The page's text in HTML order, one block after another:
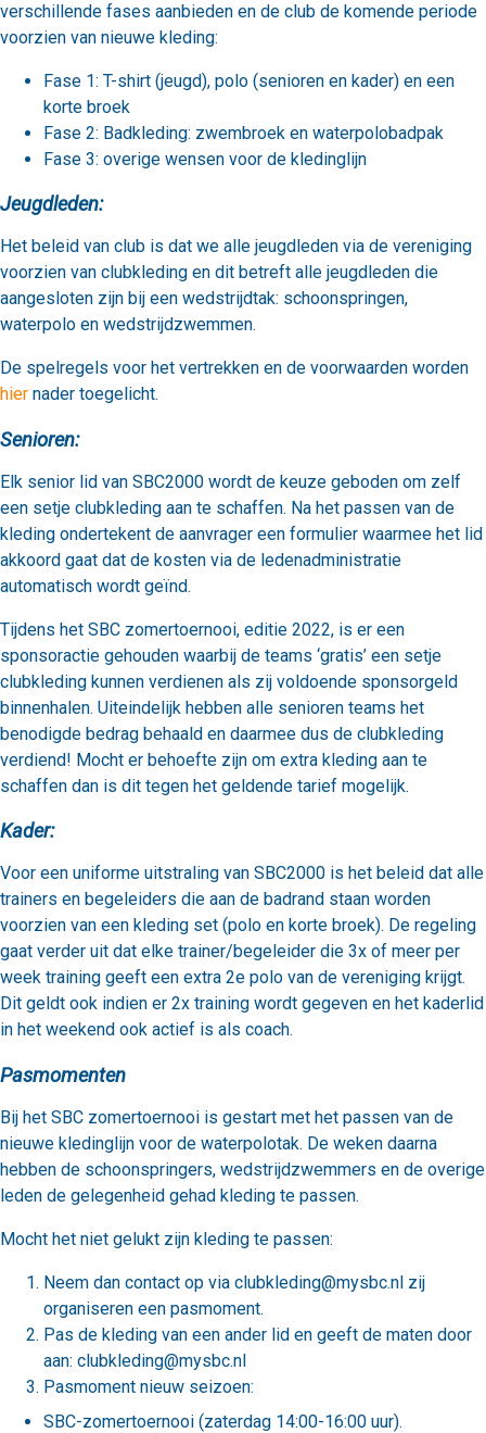
verschillende fases aanbieden en de club de komende periode
voorzien van nieuwe kleding:
Fase 1: T-shirt (jeugd), polo (senioren en kader) en een
korte broek
Fase 2: Badkleding: zwembroek en waterpolobadpak
Fase 3: overige wensen voor de kledinglijn
Jeugdleden:
Het beleid van club is dat we alle jeugdleden via de vereniging
voorzien van clubkleding en dit betreft alle jeugdleden die
aangesloten zijn bij een wedstrijdtak: schoonspringen,
waterpolo en wedstrijdzwemmen.
De spelregels voor het vertrekken en de voorwaarden worden
hier nader toegelicht.
Senioren:
Elk senior lid van SBC2000 wordt de keuze geboden om zelf
een setje clubkleding aan te schaffen. Na het passen van de
kleding ondertekent de aanvrager een formulier waarmee het lid
akkoord gaat dat de kosten via de ledenadministratie
automatisch wordt geïnd.
Tijdens het SBC zomertoernooi, editie 2022, is er een
sponsoractie gehouden waarbij de teams ‘gratis’ een setje
clubkleding kunnen verdienen als zij voldoende sponsorgeld
binnenhalen. Uiteindelijk hebben alle senioren teams het
benodigde bedrag behaald en daarmee dus de clubkleding
verdiend! Mocht er behoefte zijn om extra kleding aan te
schaffen dan is dit tegen het geldende tarief mogelijk.
Kader:
Voor een uniforme uitstraling van SBC2000 is het beleid dat alle
trainers en begeleiders die aan de badrand staan worden
voorzien van een kleding set (polo en korte broek). De regeling
gaat verder uit dat elke trainer/begeleider die 3x of meer per
week training geeft een extra 2e polo van de vereniging krijgt.
Dit geldt ook indien er 2x training wordt gegeven en het kaderlid
in het weekend ook actief is als coach.
Pasmomenten
Bij het SBC zomertoernooi is gestart met het passen van de
nieuwe kledinglijn voor de waterpolotak. De weken daarna
hebben de schoonspringers, wedstrijdzwemmers en de overige
leden de gelegenheid gehad kleding te passen.
Mocht het niet gelukt zijn kleding te passen:
Neem dan contact op via clubkleding@mysbc.nl zij
organiseren een pasmoment.
Pas de kleding van een ander lid en geeft de maten door
aan: clubkleding@mysbc.nl
Pasmoment nieuw seizoen:
SBC-zomertoernooi (zaterdag 14:00-16:00 uur).